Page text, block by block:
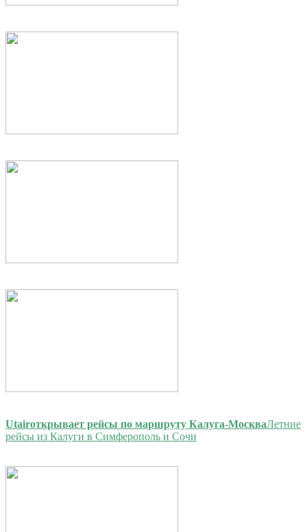
Utairоткрывает рейсы по маршруту Калуга-МоскваЛетние
рейсы из Калуги в Симферополь и Сочи